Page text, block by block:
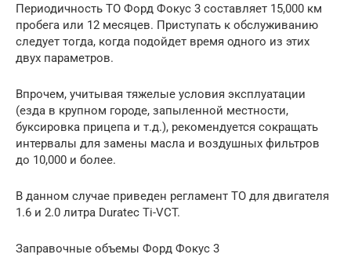
Периодичность ТО Форд Фокус 3 составляет 15,000 км
пробега или 12 месяцев. Приступать к обслуживанию
следует тогда, когда подойдет время одного из этих
двух параметров.
Впрочем, учитывая тяжелые условия эксплуатации
(езда в крупном городе, запыленной местности,
буксировка прицепа и т.д.), рекомендуется сокращать
интервалы для замены масла и воздушных фильтров
до 10,000 и более.
В данном случае приведен регламент ТО для двигателя
1.6 и 2.0 литра Duratec Ti-VCT.
Заправочные объемы Форд Фокус 3